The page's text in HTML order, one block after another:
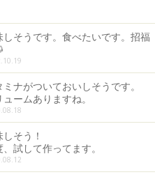
しそうです。食べたいです。招福
ミナがついておいしそうです。
ュームありますね。
しそう！
、試して作ってます。